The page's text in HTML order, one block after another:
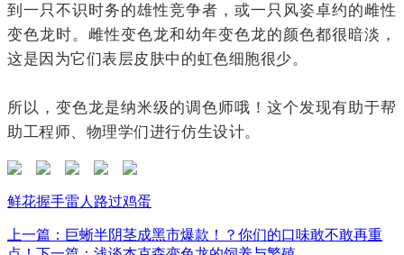
到一只不识时务的雄性竞争者，或一只风姿卓约的雌性
变色龙时。雌性变色龙和幼年变色龙的颜色都很暗淡，
这是因为它们表层皮肤中的虹色细胞很少。
所以，变色龙是纳米级的调色师哦！这个发现有助于帮
助工程师、物理学们进行仿生设计。
鲜花握手雷人 路过鸡蛋
上一篇：巨蜥半阴茎成黑市爆款！？你们的口味敢不敢再重